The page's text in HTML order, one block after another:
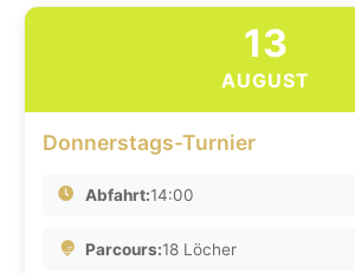
13
AUGUST
Donnerstags-Turnier
Abfahrt:14:00
Parcours:18 Löcher